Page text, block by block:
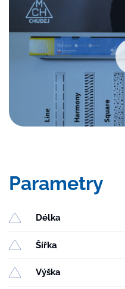
Parametry
Délka
Šířka
Výška